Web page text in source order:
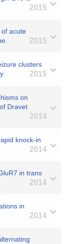
2015
of acute
2015
clusters
2015
on
Dravet
2014
knock-in
2014
in trans
2014
in
2014